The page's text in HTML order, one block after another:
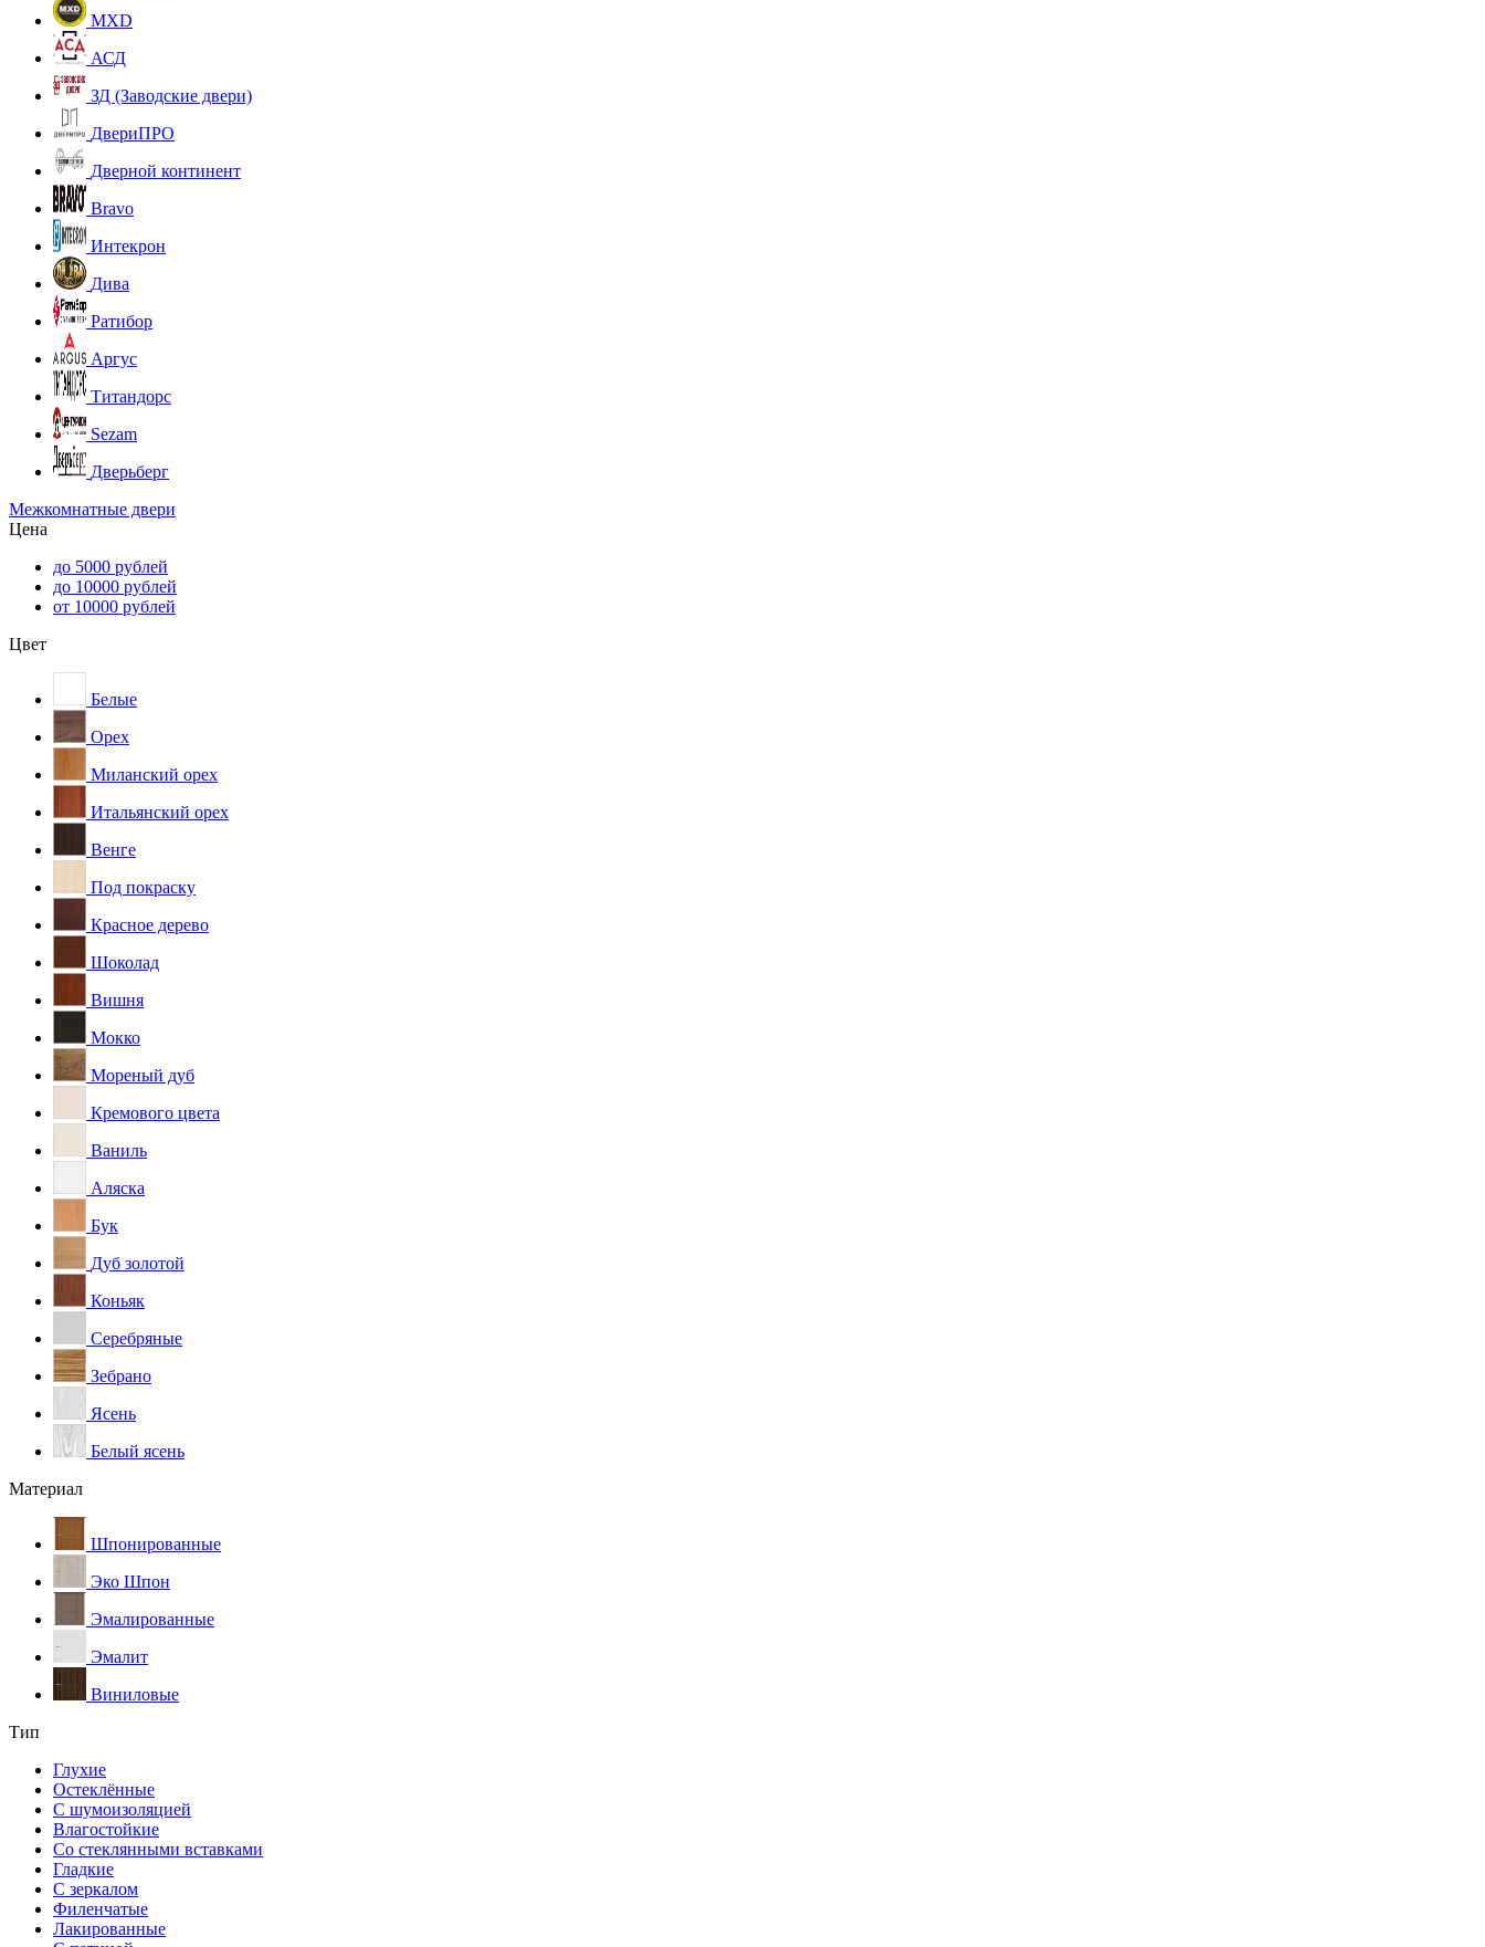
MXD
АСД
ЗД (Заводские двери)
ДвериПРО
Дверной континент
Bravo
Интекрон
Дива
Ратибор
Аргус
Титандорс
Sezam
Дверьберг
Межкомнатные двери
Цена
до 5000 рублей
до 10000 рублей
от 10000 рублей
Цвет
Белые
Орех
Миланский орех
Итальянский орех
Венге
Под покраску
Красное дерево
Шоколад
Вишня
Мокко
Мореный дуб
Кремового цвета
Ваниль
Аляска
Бук
Дуб золотой
Коньяк
Серебряные
Зебрано
Ясень
Белый ясень
Материал
Шпонированные
Эко Шпон
Эмалированные
Эмалит
Виниловые
Тип
Глухие
Остеклённые
С шумоизоляцией
Влагостойкие
Со стеклянными вставками
Гладкие
С зеркалом
Филенчатые
Лакированные